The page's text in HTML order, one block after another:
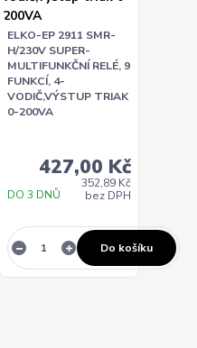
ELKO-EP 2911 SMR-
H/230V SUPER-
MULTIFUNKČNÍ RELÉ, 9
FUNKCÍ, 4-
VODIČ,VÝSTUP TRIAK
0-200VA
427,00 Kč
352,89 Kč
bez DPH
DO 3 DNŮ
Do košíku